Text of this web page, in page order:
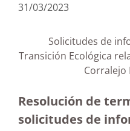
31/03/2023
Solicitudes de
Transición Ecológica
Corralejo
Resolución de
solicitudes de